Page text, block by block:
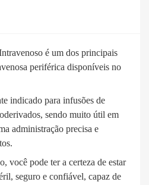
é um dos principais
periférica disponíveis no
indicado para infusões de
sendo muito útil em
administração precisa e
você pode ter a certeza de estar
seguro e confiável, capaz de